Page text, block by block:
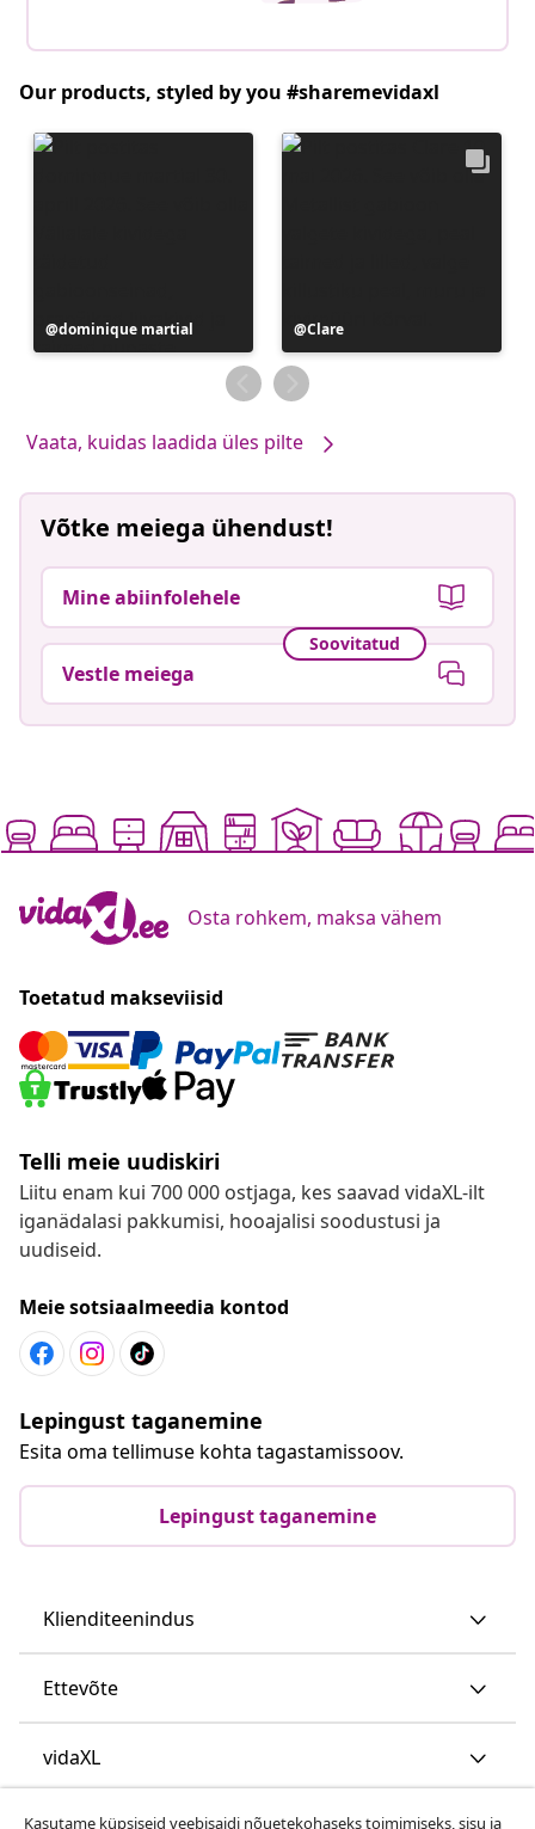
Our products, styled by you #sharemevidaxl
Postitus
avaldatud
dominique martial
Postitus
avaldatud
Clare
Vaata, kuidas laadida üles pilte
Võtke meiega ühendust!
Mine abiinfolehele
Soovitatud
Vestle meiega
Osta rohkem, maksa vähem
Toetatud makseviisid
Telli meie uudiskiri
Liitu enam kui 700 000 ostjaga, kes saavad vidaXL-ilt
iganädalasi pakkumisi, hooajalisi soodustusi ja
uudiseid.
Meie sotsiaalmeedia kontod
Lepingust taganemine
Esita oma tellimuse kohta tagastamissoov.
Lepingust taganemine
Klienditeenindus
Ettevõte
vidaXL
Kasutame küpsiseid veebisaidi nõuetekohaseks toimimiseks, sisu ja